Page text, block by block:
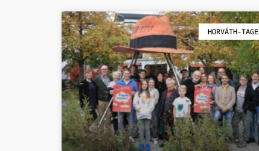
HORVÁTH-TAGE